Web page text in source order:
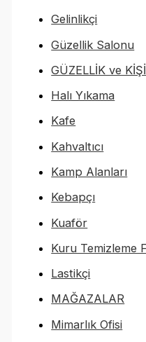
Gelinlikçi
Güzellik Salonu
GÜZELLİK ve
Halı Yıkama
Kafe
Kahvaltıcı
Kamp Alanları
Kebapçı
Kuaför
Kuru Temizleme
Lastikçi
MAĞAZALAR
Mimarlık Ofisi